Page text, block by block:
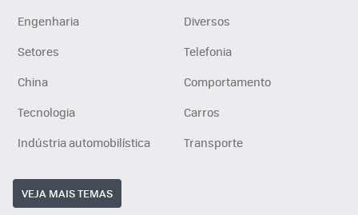
Engenharia
Diversos
Setores
Telefonia
China
Comportamento
Tecnologia
Carros
Indústria automobilística
Transporte
VEJA MAIS TEMAS